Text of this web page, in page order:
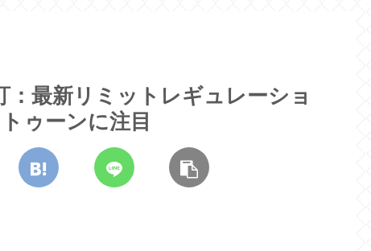
：最新リミットレギュレーショ
ゥーンに注目